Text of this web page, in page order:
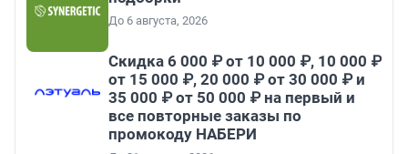
До 6 августа, 2026
Скидка 6 000 ₽ от 10 000 ₽, 10 000 ₽
от 15 000 ₽, 20 000 ₽ от 30 000 ₽ и
35 000 ₽ от 50 000 ₽ на первый и
все повторные заказы по
промокоду НАБЕРИ